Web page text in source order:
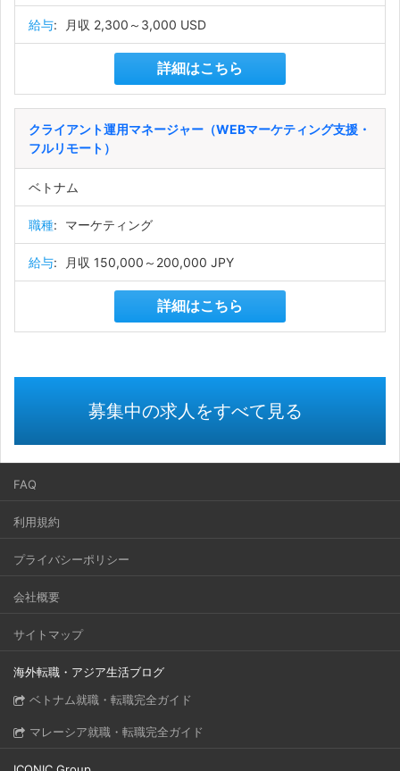
給与: 月収 2,300～3,000 USD
詳細はこちら
クライアント運用マネージャー（WEBマーケティング支援・
フルリモート）
ベトナム
職種: マーケティング
給与: 月収 150,000～200,000 JPY
詳細はこちら
募集中の求人をすべて見る
FAQ
利用規約
プライバシーポリシー
会社概要
サイトマップ
海外転職・アジア生活ブログ
ベトナム就職・転職完全ガイド
マレーシア就職・転職完全ガイド